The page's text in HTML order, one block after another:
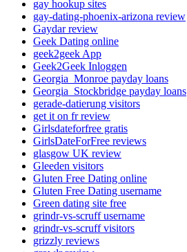
gay hookup sites
gay-dating-phoenix-arizona review
Gaydar review
Geek Dating online
geek2geek App
Geek2Geek Inloggen
Georgia_Monroe payday loans
Georgia_Stockbridge payday loans
gerade-datierung visitors
get it on fr review
Girlsdateforfree gratis
GirlsDateForFree reviews
glasgow UK review
Gleeden visitors
Gluten Free Dating online
Gluten Free Dating username
Green dating site free
grindr-vs-scruff username
grindr-vs-scruff visitors
grizzly reviews